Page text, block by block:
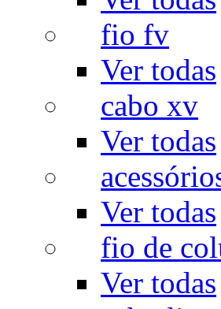
fio fv
Ver todas
cabo xv
Ver todas
Ver todas
fio de
Ver todas